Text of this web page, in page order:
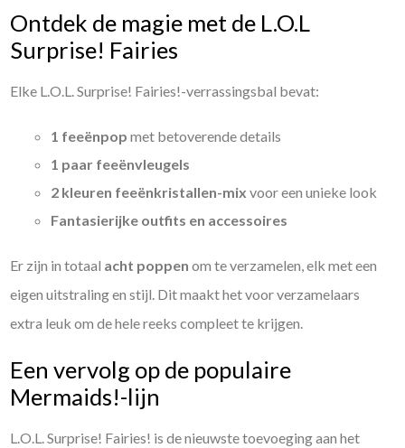
Ontdek de magie met de L.O.L
Surprise! Fairies
Elke L.O.L. Surprise! Fairies!-verrassingsbal bevat:
1 feeënpop met betoverende details
1 paar feeënvleugels
2 kleuren feeënkristallen-mix voor een unieke look
Fantasierijke outfits en accessoires
Er zijn in totaal acht poppen om te verzamelen, elk met een
eigen uitstraling en stijl. Dit maakt het voor verzamelaars
extra leuk om de hele reeks compleet te krijgen.
Een vervolg op de populaire
Mermaids!-lijn
L.O.L. Surprise! Fairies! is de nieuwste toevoeging aan het